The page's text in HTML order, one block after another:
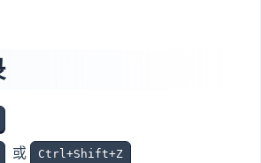
或 Ctrl+Shift+Z